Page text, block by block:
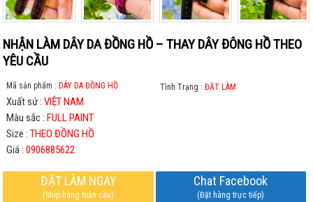
NHẬN LÀM DÂY DA ĐỒNG HỒ – THAY DÂY ĐÔNG HỒ THEO
YÊU CẦU
Mã sản phẩm : DÂY DA ĐỒNG HỒ Tình Trạng : ĐẶT LÀM
Xuất sứ : VIỆT NAM
Màu sắc : FULL PAINT
Size : THEO ĐỒNG HỒ
Giá : 0906885622
ĐẶT LÀM NGAY
(Ship hàng toàn cầu)
Chat Facebook
(Đặt hàng trực tiếp)